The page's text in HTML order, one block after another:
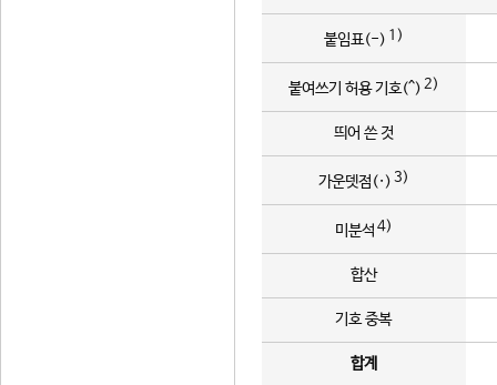
붙임표(-) 1)
붙여쓰기 허용 기호(^) 2)
띄어 쓴 것
가운뎃점(·) 3)
미분석 4)
합산
기호 중복
합계